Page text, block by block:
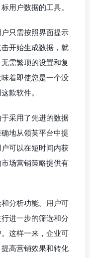
用户数据的工具。
只需按照界面提示
开始生成数据，就
需繁琐的设置和复
着即使您是一个没
款软件。
采用了先进的数据
地从领英平台中提
可以在短时间内获
场营销策略提供有
分析功能。用户可
进一步的筛选和分
这样一来，企业可
高营销效果和转化